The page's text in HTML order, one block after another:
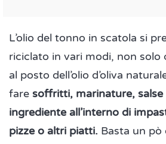
L’olio del tonno in scatola si
riciclato in vari modi, non solo
al posto dell’olio d’oliva
fare soffritti, marinature, salse
ingrediente all’interno di
pizze o altri piatti. Basta un pò